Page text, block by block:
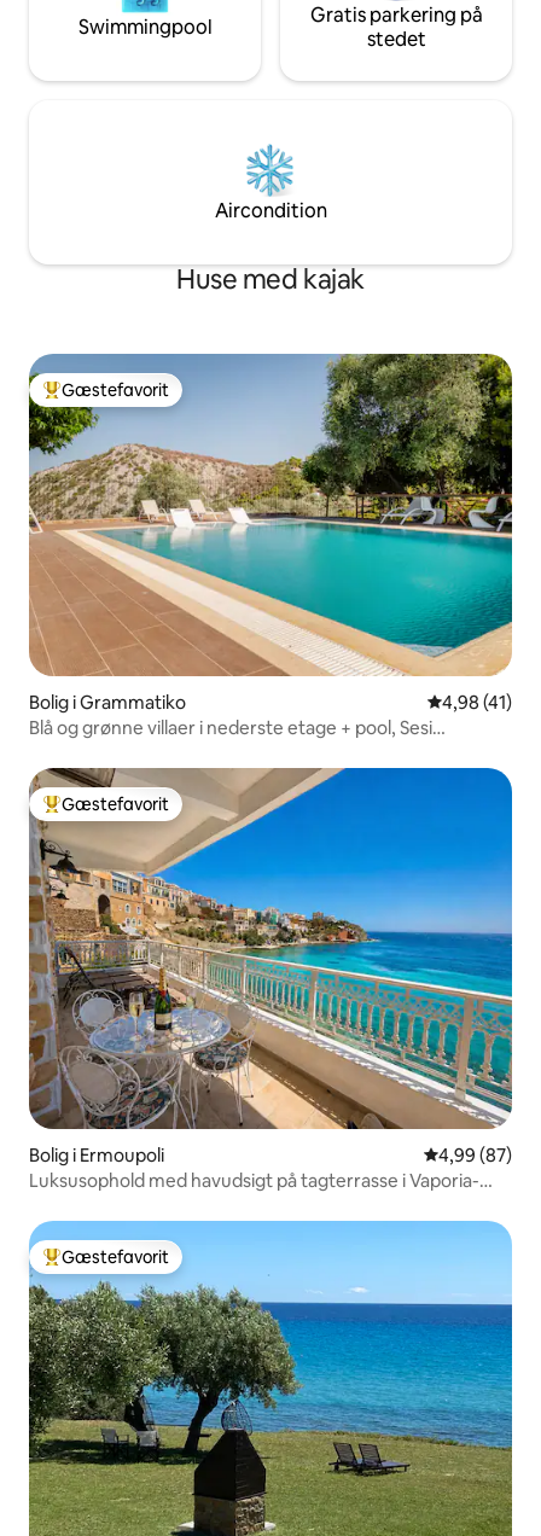
Swimmingpool
Gratis parkering på
stedet
Aircondition
Huse med kajak
Bedste gæstefavorit
Gæstefavorit
Bolig i Grammatiko 4,98 ud af 5
4,98 (41)
Blå og grønne villaer i nederste etage + pool, Sesi
Bedste gæstefavorit
Gæstefavorit
Bolig i Ermoupoli 4,99 ud af 5 i
4,99 (87)
Luksusophold med havudsigt på tagterrasse i Vaporia-
Bedste gæstefavorit
Gæstefavorit